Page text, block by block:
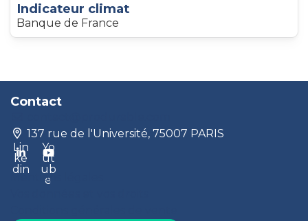
Indicateur climat
Banque de France
Contact
137 rue de l'Université, 75007 PARIS
Lin
ke
din
Yo
ut
ub
e
Mentions légales